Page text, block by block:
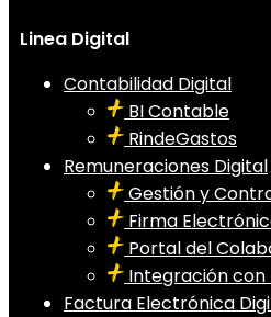
Linea Digital
Contabilidad Digital
BI Contable
RindeGastos
Remuneraciones Digital
Gestión y
Firma
Portal del
Integración con
Factura Electrónica